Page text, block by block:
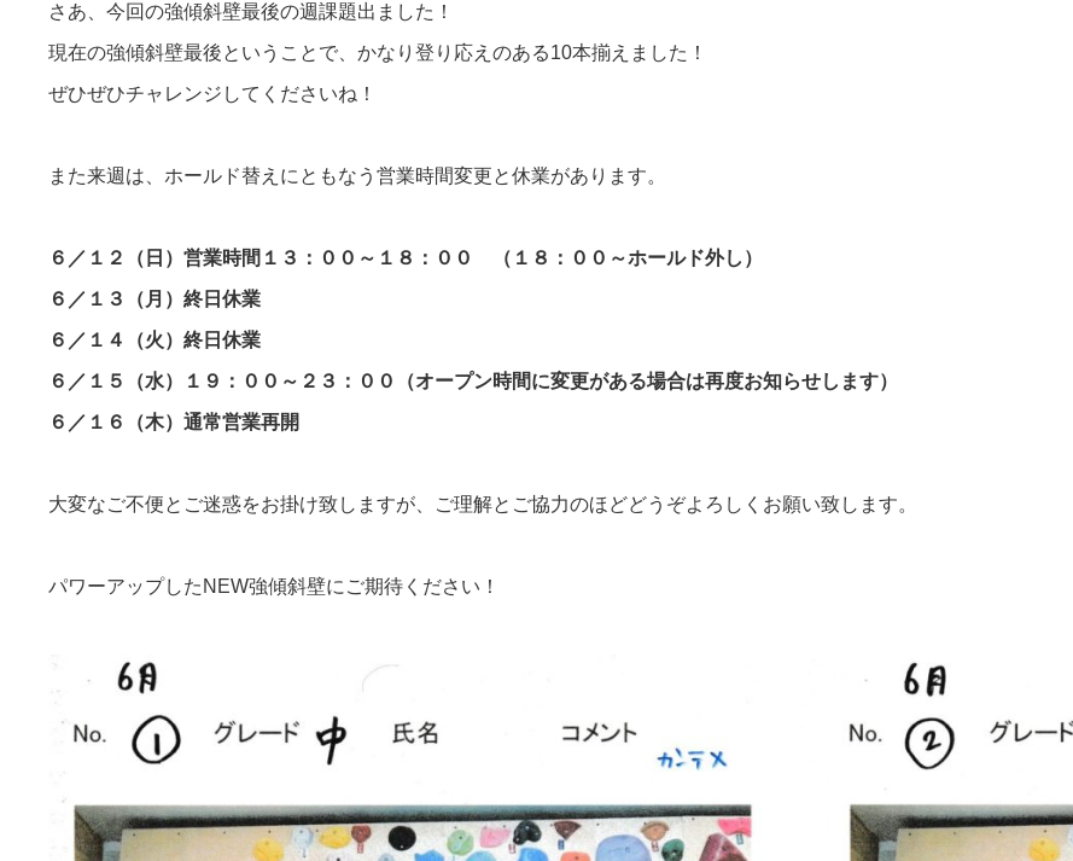
さあ、今回の強傾斜壁最後の週課題出ました！
現在の強傾斜壁最後ということで、かなり登り応えのある10本揃えました！
ぜひぜひチャレンジしてくださいね！
また来週は、ホールド替えにともなう営業時間変更と休業があります。
６／１２（日）営業時間１３：００～１８：００ （１８：００～ホールド外し）
６／１３（月）終日休業
６／１４（火）終日休業
６／１５（水）１９：００～２３：００（オープン時間に変更がある場合は再度お知らせします）
６／１６（木）通常営業再開
大変なご不便とご迷惑をお掛け致しますが、ご理解とご協力のほどどうぞよろしくお願い致します。
パワーアップしたNEW強傾斜壁にご期待ください！